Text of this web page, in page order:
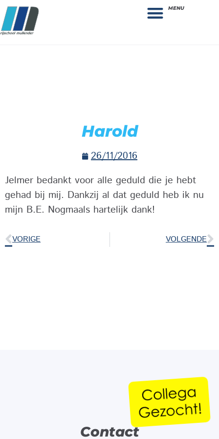
MENU
Harold
26/11/2016
Jelmer bedankt voor alle geduld die je hebt
gehad bij mij. Dankzij al dat geduld heb ik nu
mijn B.E. Nogmaals hartelijk dank!
VORIGE VOLGENDE
Contact